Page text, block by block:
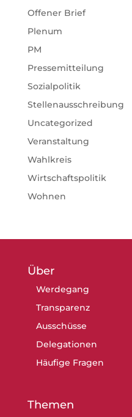
Offener Brief
Plenum
PM
Pressemitteilung
Sozialpolitik
Stellenausschreibung
Uncategorized
Veranstaltung
Wahlkreis
Wirtschaftspolitik
Wohnen
Über
Werdegang
Transparenz
Ausschüsse
Delegationen
Häufige Fragen
Themen